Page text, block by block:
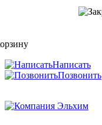
Написать
Позвонить